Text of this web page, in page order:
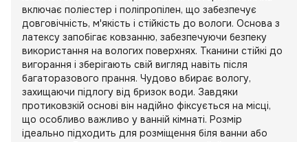
включає поліестер і поліпропілен, що забезпечує
довговічність, м'якість і стійкість до вологи. Основа з
латексу запобігає ковзанню, забезпечуючи безпеку
використання на вологих поверхнях. Тканини стійкі до
вигорання і зберігають свій вигляд навіть після
багаторазового прання. Чудово вбирає вологу,
захищаючи підлогу від бризок води. Завдяки
протиковзкій основі він надійно фіксується на місці,
що особливо важливо у ванній кімнаті. Розмір
ідеально підходить для розміщення біля ванни або